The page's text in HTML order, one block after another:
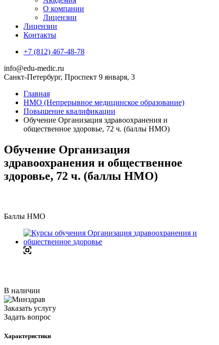
О компании
Лицензии
Лицензии
Контакты
+7 (812) 467-48-78
info@edu-medic.ru
Санкт-Петербург, Проспект 9 января, 3
Главная
НМО (Непрерывное медицинское образование)
Повышение квалификации
Обучение Организация здравоохранения и
общественное здоровье, 72 ч. (баллы НМО)
Обучение Организация
здравоохранения и общественное
здоровье, 72 ч. (баллы НМО)
В наличии
Заказать услугу
Задать вопрос
Характеристики
Баллы НМО